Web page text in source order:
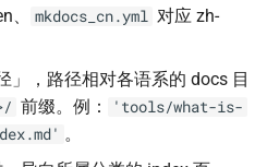
、 mkdocs_cn.yml 对应 zh-
」，路径相对各语系的 docs 目
前缀。例：
'tools/what-is-
。